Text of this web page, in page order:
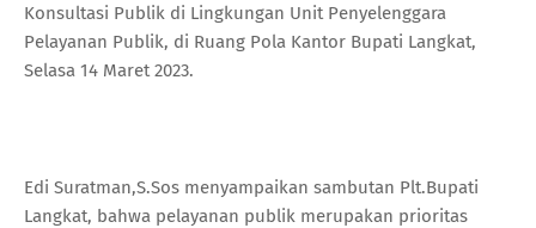
Konsultasi Publik di Lingkungan Unit Penyelenggara
Pelayanan Publik, di Ruang Pola Kantor Bupati Langkat,
Selasa 14 Maret 2023.
Edi Suratman,S.Sos menyampaikan sambutan Plt.Bupati
Langkat, bahwa pelayanan publik merupakan prioritas